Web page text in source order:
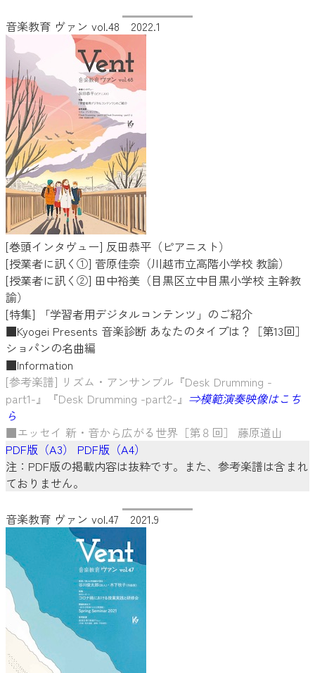
音楽教育 ヴァン vol.48 2022.1
[巻頭インタヴュー] 反田恭平（ピアニスト）
[授業者に訊く①] 菅原佳奈（川越市立高階小学校 教諭）
[授業者に訊く②] 田中裕美（目黒区立中目黒小学校 主幹教
諭）
[特集] 「学習者用デジタルコンテンツ」のご紹介
■Kyogei Presents 音楽診断 あなたのタイプは？［第13回］
ショパンの名曲編
■Information
[参考楽譜] リズム・アンサンブル『Desk Drumming -
part1-』『Desk Drumming -part2-』 ⇒模範演奏映像はこち
ら
■エッセイ 新・音から広がる世界［第８回］ 藤原道山
PDF版（A3）
PDF版（A4）
注：PDF版の掲載内容は抜粋です。また、参考楽譜は含まれ
ておりません。
音楽教育 ヴァン vol.47 2021.9